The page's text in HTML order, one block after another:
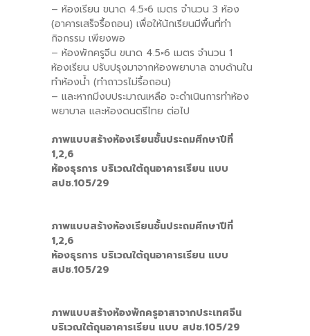
– ห้องเรียน ขนาด 4.5×6 เมตร จำนวน 3 ห้อง
(อาคารเสร็จรื้อถอน) เพื่อให้นักเรียนมีพื้นที่ทำ
กิจกรรม เพียงพอ
– ห้องพักครูจีน ขนาด 4.5×6 เมตร จำนวน 1
ห้องเรียน ปรับปรุงมาจากห้องพยาบาล ฉาบด้านใน
ทำห้องน้ำ (ทำถาวรไม่รื้อถอน)
– และหากมีงบประมาณเหลือ จะดำเนินการทำห้อง
พยาบาล และห้องดนตรีไทย ต่อไป
ภาพแบบสร้างห้องเรียนชั้นประถมศึกษาปีที่
1,2,6
ห้องธุรการ บริเวณใต้ถุนอาคารเรียน แบบ
สปช.105/29
ภาพแบบสร้างห้องเรียนชั้นประถมศึกษาปีที่
1,2,6
ห้องธุรการ บริเวณใต้ถุนอาคารเรียน แบบ
สปช.105/29
ภาพแบบสร้างห้องพักครูอาสาจากประเทศจีน
บริเวณใต้ถุนอาคารเรียน แบบ สปช.105/29